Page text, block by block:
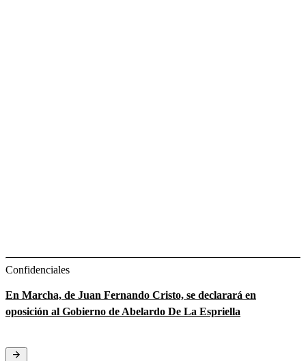
Confidenciales
En Marcha, de Juan Fernando Cristo, se declarará en
oposición al Gobierno de Abelardo De La Espriella